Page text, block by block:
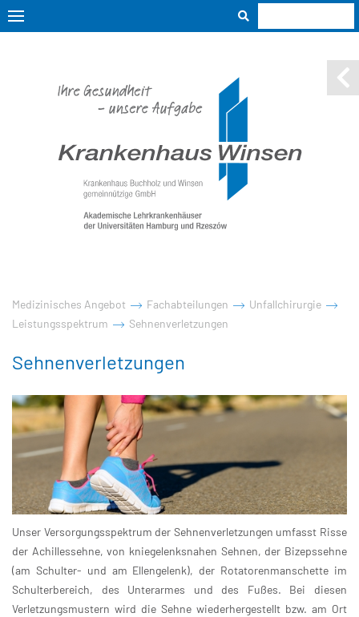
Medizinisches Angebot Fachabteilungen
Unfallchirurgie
Leistungsspektrum
Sehnenverletzungen
Sehnenverletzungen
Unser Versorgungsspektrum der Sehnenverletzungen umfasst Risse
der Achillessehne, von kniegelenksnahen Sehnen, der Bizepssehne
(am Schulter- und am Ellengelenk), der Rotatorenmanschette im
Schulterbereich, des Unterarmes und des Fußes. Bei diesen
Verletzungsmustern wird die Sehne wiederhergestellt bzw. am Ort